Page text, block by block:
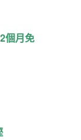
個月免